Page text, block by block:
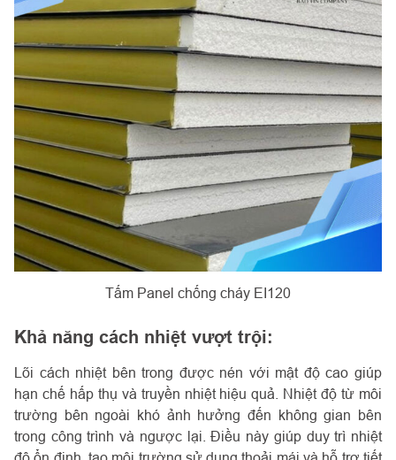
Tấm Panel chống cháy EI120
Khả năng cách nhiệt vượt trội:
Lõi cách nhiệt bên trong được nén với mật độ cao giúp
hạn chế hấp thụ và truyền nhiệt hiệu quả. Nhiệt độ từ môi
trường bên ngoài khó ảnh hưởng đến không gian bên
trong công trình và ngược lại. Điều này giúp duy trì nhiệt